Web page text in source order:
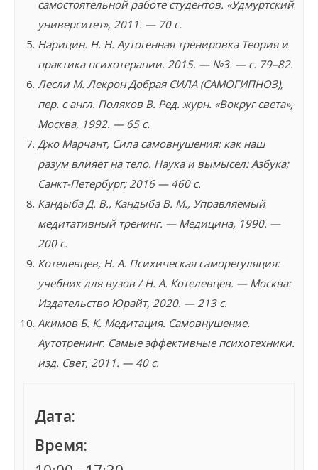
самостоятельной работе студентов. «Удмуртский
университет», 2011. — 70 с.
Нарицин. Н. Н. Аутогенная тренировка Теория и
практика психотерапии. 2015. — №3. — с. 79–82.
Лесли М. Лекрон Добрая СИЛА (САМОГИПНОЗ),
пер. с англ. Поляков В. Ред. журн. «Вокруг света»,
Москва, 1992. — 65 с.
Джо Марчант, Сила самовнушения: как наш
разум влияет на тело. Наука и вымысел: Азбука;
Санкт-Петербург; 2016 — 460 с.
Кандыба Д. В., Кандыба В. М., Управляемый
медитативный тренинг. — Медицина, 1990. —
200 с.
Котелевцев, Н. А. Психическая саморегуляция:
учебник для вузов / Н. А. Котелевцев. — Москва:
Издательство Юрайт, 2020. — 213 с.
Акимов Б. К. Медитация. Самовнушение.
Аутотренинг. Самые эффективные психотехники.
изд. Свет, 2011. — 40 с.
Дата:
Время: